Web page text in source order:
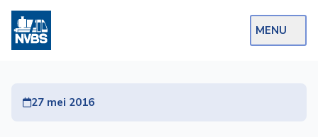
MENU
Op de Rails
27 mei 2016